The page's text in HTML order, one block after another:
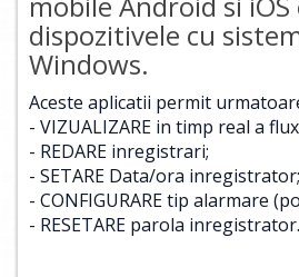
dispozitivele cu
Windows.
Aceste aplicatii permit
- VIZUALIZARE in timp real a
- REDARE inregistrari;
- SETARE Data/ora inregistrator;
- CONFIGURARE tip alarmare
- RESETARE parola inregistrator.